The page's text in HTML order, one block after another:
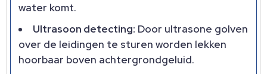
water komt.
Ultrasoon detecting: Door ultrasone golven
over de leidingen te sturen worden lekken
hoorbaar boven achtergrondgeluid.